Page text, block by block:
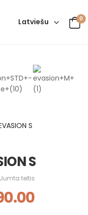
Latviešu 0
S
S
Jumta teltis